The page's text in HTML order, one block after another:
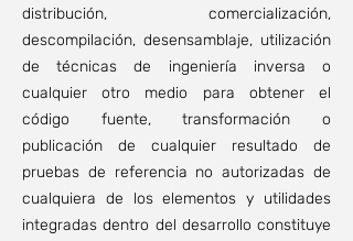
distribución, comercialización,
descompilación, desensamblaje, utilización
de técnicas de ingeniería inversa o
cualquier otro medio para obtener el
código fuente, transformación o
publicación de cualquier resultado de
pruebas de referencia no autorizadas de
cualquiera de los elementos y utilidades
integradas dentro del desarrollo constituye